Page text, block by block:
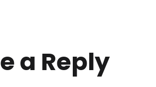
a Reply